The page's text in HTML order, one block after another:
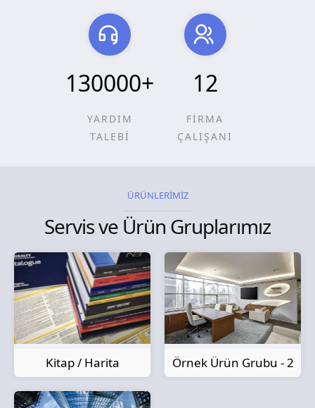
130000+
YARDIM
TALEBİ
12
FİRMA
ÇALIŞANI
ÜRÜNLERİMİZ
Servis ve Ürün Gruplarımız
Kitap / Harita Örnek Ürün Grubu - 2